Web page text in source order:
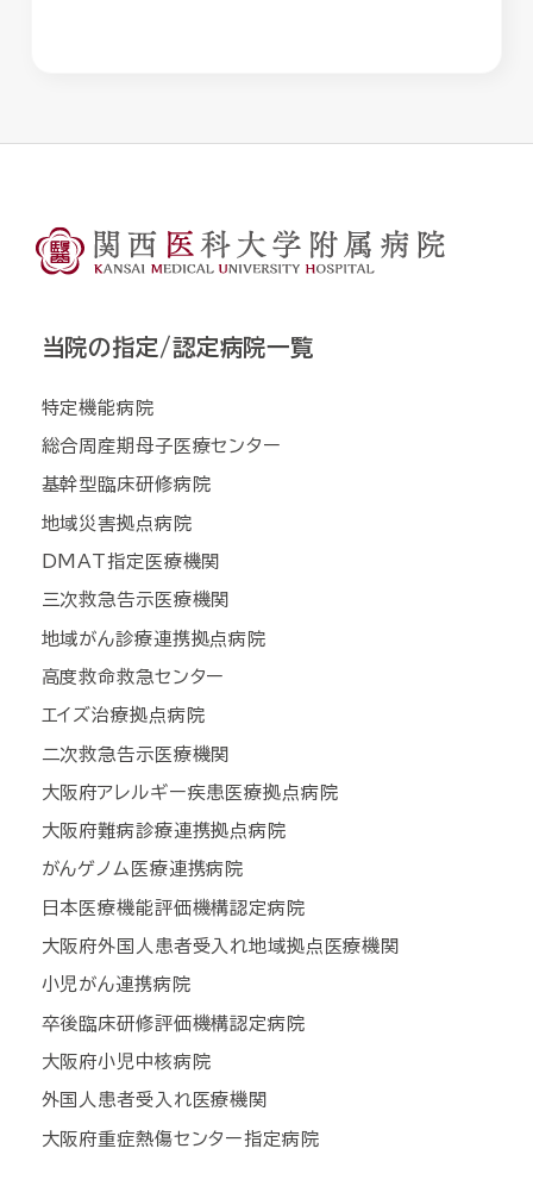
当院の指定/認定病院一覧
特定機能病院
総合周産期母子医療センター
基幹型臨床研修病院
地域災害拠点病院
DMAT指定医療機関
三次救急告示医療機関
地域がん診療連携拠点病院
高度救命救急センター
エイズ治療拠点病院
二次救急告示医療機関
大阪府アレルギー疾患医療拠点病院
大阪府難病診療連携拠点病院
がんゲノム医療連携病院
日本医療機能評価機構認定病院
大阪府外国人患者受入れ地域拠点医療機関
小児がん連携病院
卒後臨床研修評価機構認定病院
大阪府小児中核病院
外国人患者受入れ医療機関
大阪府重症熱傷センター指定病院